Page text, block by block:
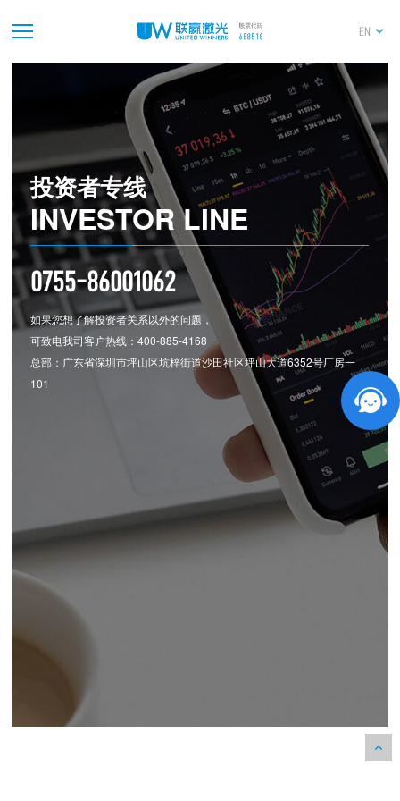
EN
独立性自查情况的专项报告
2026-04-25
独立董事关于公司对外担保情况的专项说明和独
2025年度独立董事述职报告（裴斐）
2026-04-25
深圳市联赢激光股份有限公司2025年度审计报告
投资者专线
INVESTOR LINE
0755-86001062
如果您想了解投资者关系以外的问题，
可致电我司客户热线：400-885-4168
总部：广东省深圳市坪山区坑梓街道沙田社区坪山大道6352号厂房一
101